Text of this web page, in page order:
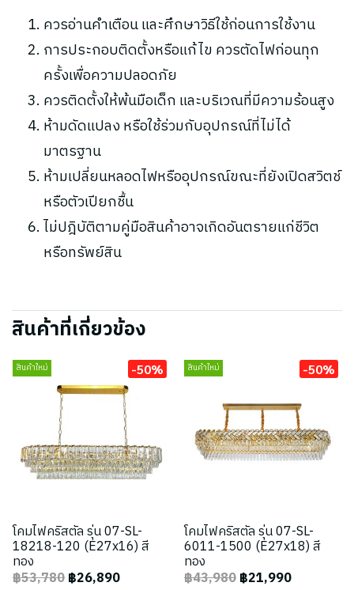
ควรอ่านคำเตือน และศึกษาวิธีใช้ก่อนการใช้งาน
การประกอบติดตั้งหรือแก้ไข ควรตัดไฟก่อนทุก
ครั้งเพื่อความปลอดภัย
ควรติดตั้งให้พ้นมือเด็ก และบริเวณที่มีความร้อนสูง
ห้ามดัดแปลง หรือใช้ร่วมกับอุปกรณ์ที่ไม่ได้
มาตรฐาน
ห้ามเปลี่ยนหลอดไฟหรืออุปกรณ์ขณะที่ยังเปิดสวิตช์
หรือตัวเปียกชื้น
ไม่ปฎิบัติตามคู่มือสินค้าอาจเกิดอันตรายแก่ชีวิต
หรือทรัพย์สิน
สินค้าที่เกี่ยวข้อง
สินค้าใหม่ -50%
โคมไฟคริสตัล รุ่น 07-SL-
18218-120 (E27x16) สี
ทอง
฿53,780฿26,890
สินค้าใหม่ -50%
โคมไฟคริสตัล รุ่น 07-SL-
6011-1500 (E27x18) สี
ทอง
฿43,980฿21,990